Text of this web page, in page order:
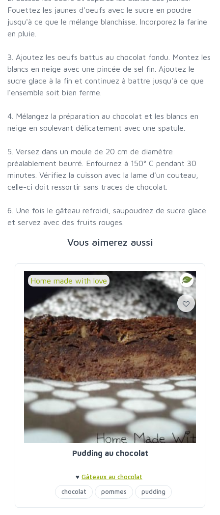
Fouettez les jaunes d'oeufs avec le sucre en poudre
jusqu'à ce que le mélange blanchisse. Incorporez la farine
en pluie.
3. Ajoutez les oeufs battus au chocolat fondu. Montez les
blancs en neige avec une pincée de sel fin. Ajoutez le
sucre glace à la fin et continuez à battre jusqu'à ce que
l'ensemble soit bien ferme.
4. Mélangez la préparation au chocolat et les blancs en
neige en soulevant délicatement avec une spatule.
5. Versez dans un moule de 20 cm de diamètre
préalablement beurré. Enfournez à 150° C pendant 30
minutes. Vérifiez la cuisson avec la lame d'un couteau,
celle-ci doit ressortir sans traces de chocolat.
6. Une fois le gâteau refroidi, saupoudrez de sucre glace
et servez avec des fruits rouges.
Vous aimerez aussi
Home made with love
Pudding au chocolat
♥ Gâteaux au chocolat
chocolat
pommes pudding